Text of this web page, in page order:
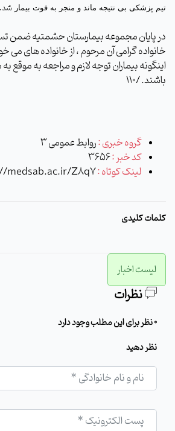
تیم پزشکی بی نتیجه ماند و منجر به فوت بیمار شد.
در پایان مجموعه بیمارستان حشمتیه ضمن
خانواده گرامی آن مرحوم ، از خانواده های
اینگونه بیماران توجه لازم و مراجعه به موقع به
باشند. /110
گروه خبری :روابط عمومی 3
کد خبر :3656
لینک کوتاه :medsab.ac.ir/Z8q7
کلمات کلیدی
لیست اخبار
نظرات
0 نظر برای این مطلب وجود دارد
نظر دهید